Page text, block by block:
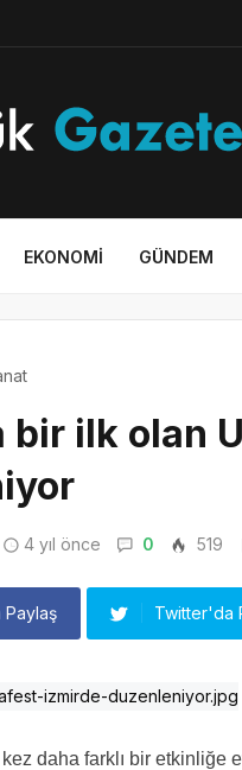
EKONOMI GÜNDEM
bir ilk olan
4 yıl önce 0 519
Twitter'da
daha farklı bir etkinliğe